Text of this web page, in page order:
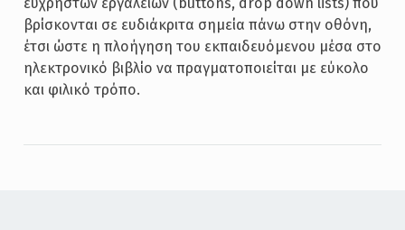
εύχρηστων εργαλείων (buttons, drop down lists) που
βρίσκονται σε ευδιάκριτα σημεία πάνω στην οθόνη,
έτσι ώστε η πλοήγηση του εκπαιδευόμενου μέσα στο
ηλεκτρονικό βιβλίο να πραγματοποιείται με εύκολο
και φιλικό τρόπο.